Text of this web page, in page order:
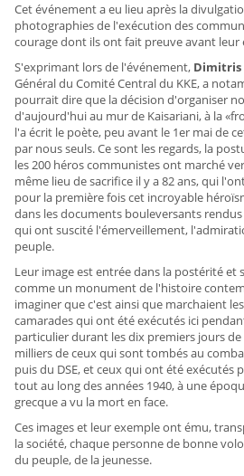
Cet événement a eu lieu après la
photographies de l'exécution des
courage dont ils ont fait preuve avant leur
S'exprimant lors de l'événement, Dimitris
Général du Comité Central du KKE, a
pourrait dire que la décision d'organiser
d'aujourd'hui au mur de Kaisariani, à la
l'a écrit le poète, peu avant le 1er mai de
par nous seuls. Ce sont les regards, la
les 200 héros communistes ont marché
même lieu de sacrifice il y a 82 ans, qui
pour la première fois cet incroyable
dans les documents bouleversants
qui ont suscité l'émerveillement,
peuple.
Leur image est entrée dans la postérité et
comme un monument de l'histoire
imaginer que c'est ainsi que marchaient
camarades qui ont été exécutés ici
particulier durant les dix premiers jours de
milliers de ceux qui sont tombés au
puis du DSE, et ceux qui ont été exécutés
tout au long des années 1940, à une
grecque a vu la mort en face.
Ces images et leur exemple ont ému,
la société, chaque personne de bonne
du peuple, de la jeunesse.